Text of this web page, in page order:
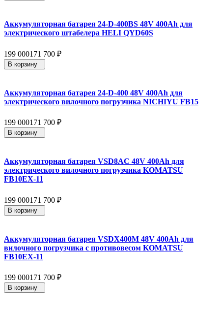
Аккумуляторная батарея 24-D-400BS 48V 400Ah для
электрического штабелера HELI QYD60S
199 000171 700 ₽
В корзину
Аккумуляторная батарея 24-D-400 48V 400Ah для
электрического вилочного погрузчика NICHIYU FB15
199 000171 700 ₽
В корзину
Аккумуляторная батарея VSD8AC 48V 400Ah для
электрического вилочного погрузчика KOMATSU
FB10EX-11
199 000171 700 ₽
В корзину
Аккумуляторная батарея VSDX400M 48V 400Ah для
вилочного погрузчика с противовесом KOMATSU
FB10EX-11
199 000171 700 ₽
В корзину